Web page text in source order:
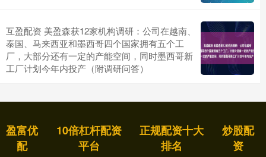
互盈配资 美盈森获12家机构调研：公司在越南、
泰国、马来西亚和墨西哥四个国家拥有五个工
厂，大部分还有一定的产能空间，同时墨西哥新
工厂计划今年内投产（附调研问答）
盈富优
配
10倍杠杆配资
平台
正规配资十大
排名
炒股配
资